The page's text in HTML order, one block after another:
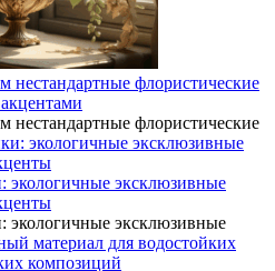
нестандартные флористические
нестандартные флористические
эксклюзивные
эксклюзивные